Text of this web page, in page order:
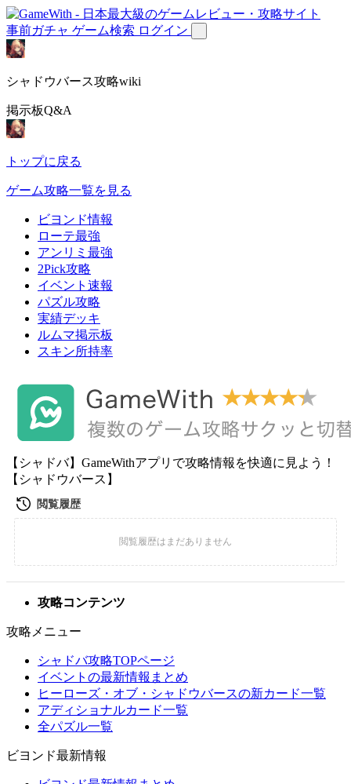
事前ガチャ ゲーム検索 ログイン
シャドウバース攻略wiki
掲示板Q&A
トップに戻る
ゲーム攻略一覧を見る
ビヨンド情報
ローテ最強
アンリミ最強
2Pick攻略
イベント速報
パズル攻略
実績デッキ
ルムマ掲示板
スキン所持率
【シャドバ】GameWithアプリで攻略情報を快適に見よう！
【シャドウバース】
攻略コンテンツ
攻略メニュー
シャドバ攻略TOPページ
イベントの最新情報まとめ
ヒーローズ・オブ・シャドウバースの新カード一覧
アディショナルカード一覧
全パズル一覧
ビヨンド最新情報